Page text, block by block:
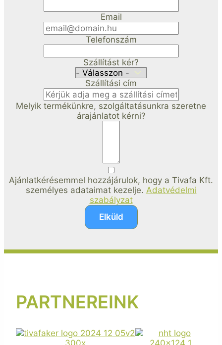
Email
Telefonszám
Szállítást kér?
Szállítási cím
Melyik termékünkre, szolgáltatásunkra szeretne
árajánlatot kérni?
Ajánlatkérésemmel hozzájárulok, hogy a Tivafa Kft.
személyes adataimat kezelje. Adatvédelmi
szabályzat
Elküld
PARTNEREINK